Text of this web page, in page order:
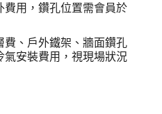
費用，鑽孔位置需會員於
費、戶外鐵架、牆面鑽孔
安裝費用，視現場狀況